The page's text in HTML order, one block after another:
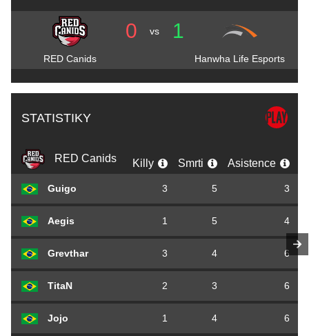
0 vs 1
RED Canids Hanwha Life Esports
STATISTIKY
RED Canids Killy Smrti Asistence
Guigo 3 5 3
Aegis 1 5 4
Grevthar 3 4 6
TitaN 2 3 6
Jojo 1 4 6